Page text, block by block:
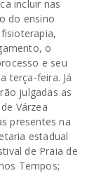
incluir nas
do ensino
o
e seu
terça-feira. Já
julgadas as
Várzea
presentes na
estadual
de Praia de
Tempos;